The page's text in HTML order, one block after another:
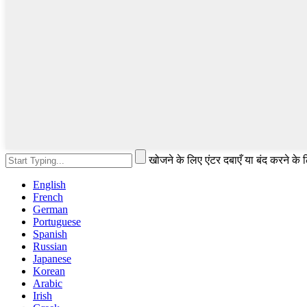
खोजने के लिए एंटर दबाएँ या बंद करने के
English
French
German
Portuguese
Spanish
Russian
Japanese
Korean
Arabic
Irish